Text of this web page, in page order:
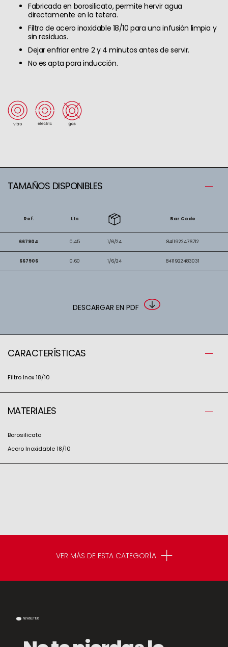
Fabricada en borosilicato, permite hervir agua
directamente en la tetera.
Filtro de acero inoxidable 18/10 para una infusión limpia y
sin residuos.
Dejar enfriar entre 2 y 4 minutos antes de servir.
No es apta para inducción.
TAMAÑOS DISPONIBLES
Ref. Lts Bar Code
667904 0,45 1/6/24 8411922476712
667906 0,60 1/6/24 8411922483031
DESCARGAR EN PDF
CARACTERÍSTICAS
Filtro Inox 18/10
MATERIALES
Borosilicato
Acero Inoxidable 18/10
VER MÁS DE ESTA CATEGORÍA
NEWSLETTER